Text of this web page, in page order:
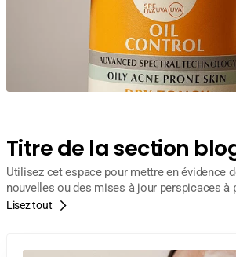
Titre de la section
Utilisez cet espace pour mettre en évidence
nouvelles ou des mises à jour perspicaces à
Lisez tout